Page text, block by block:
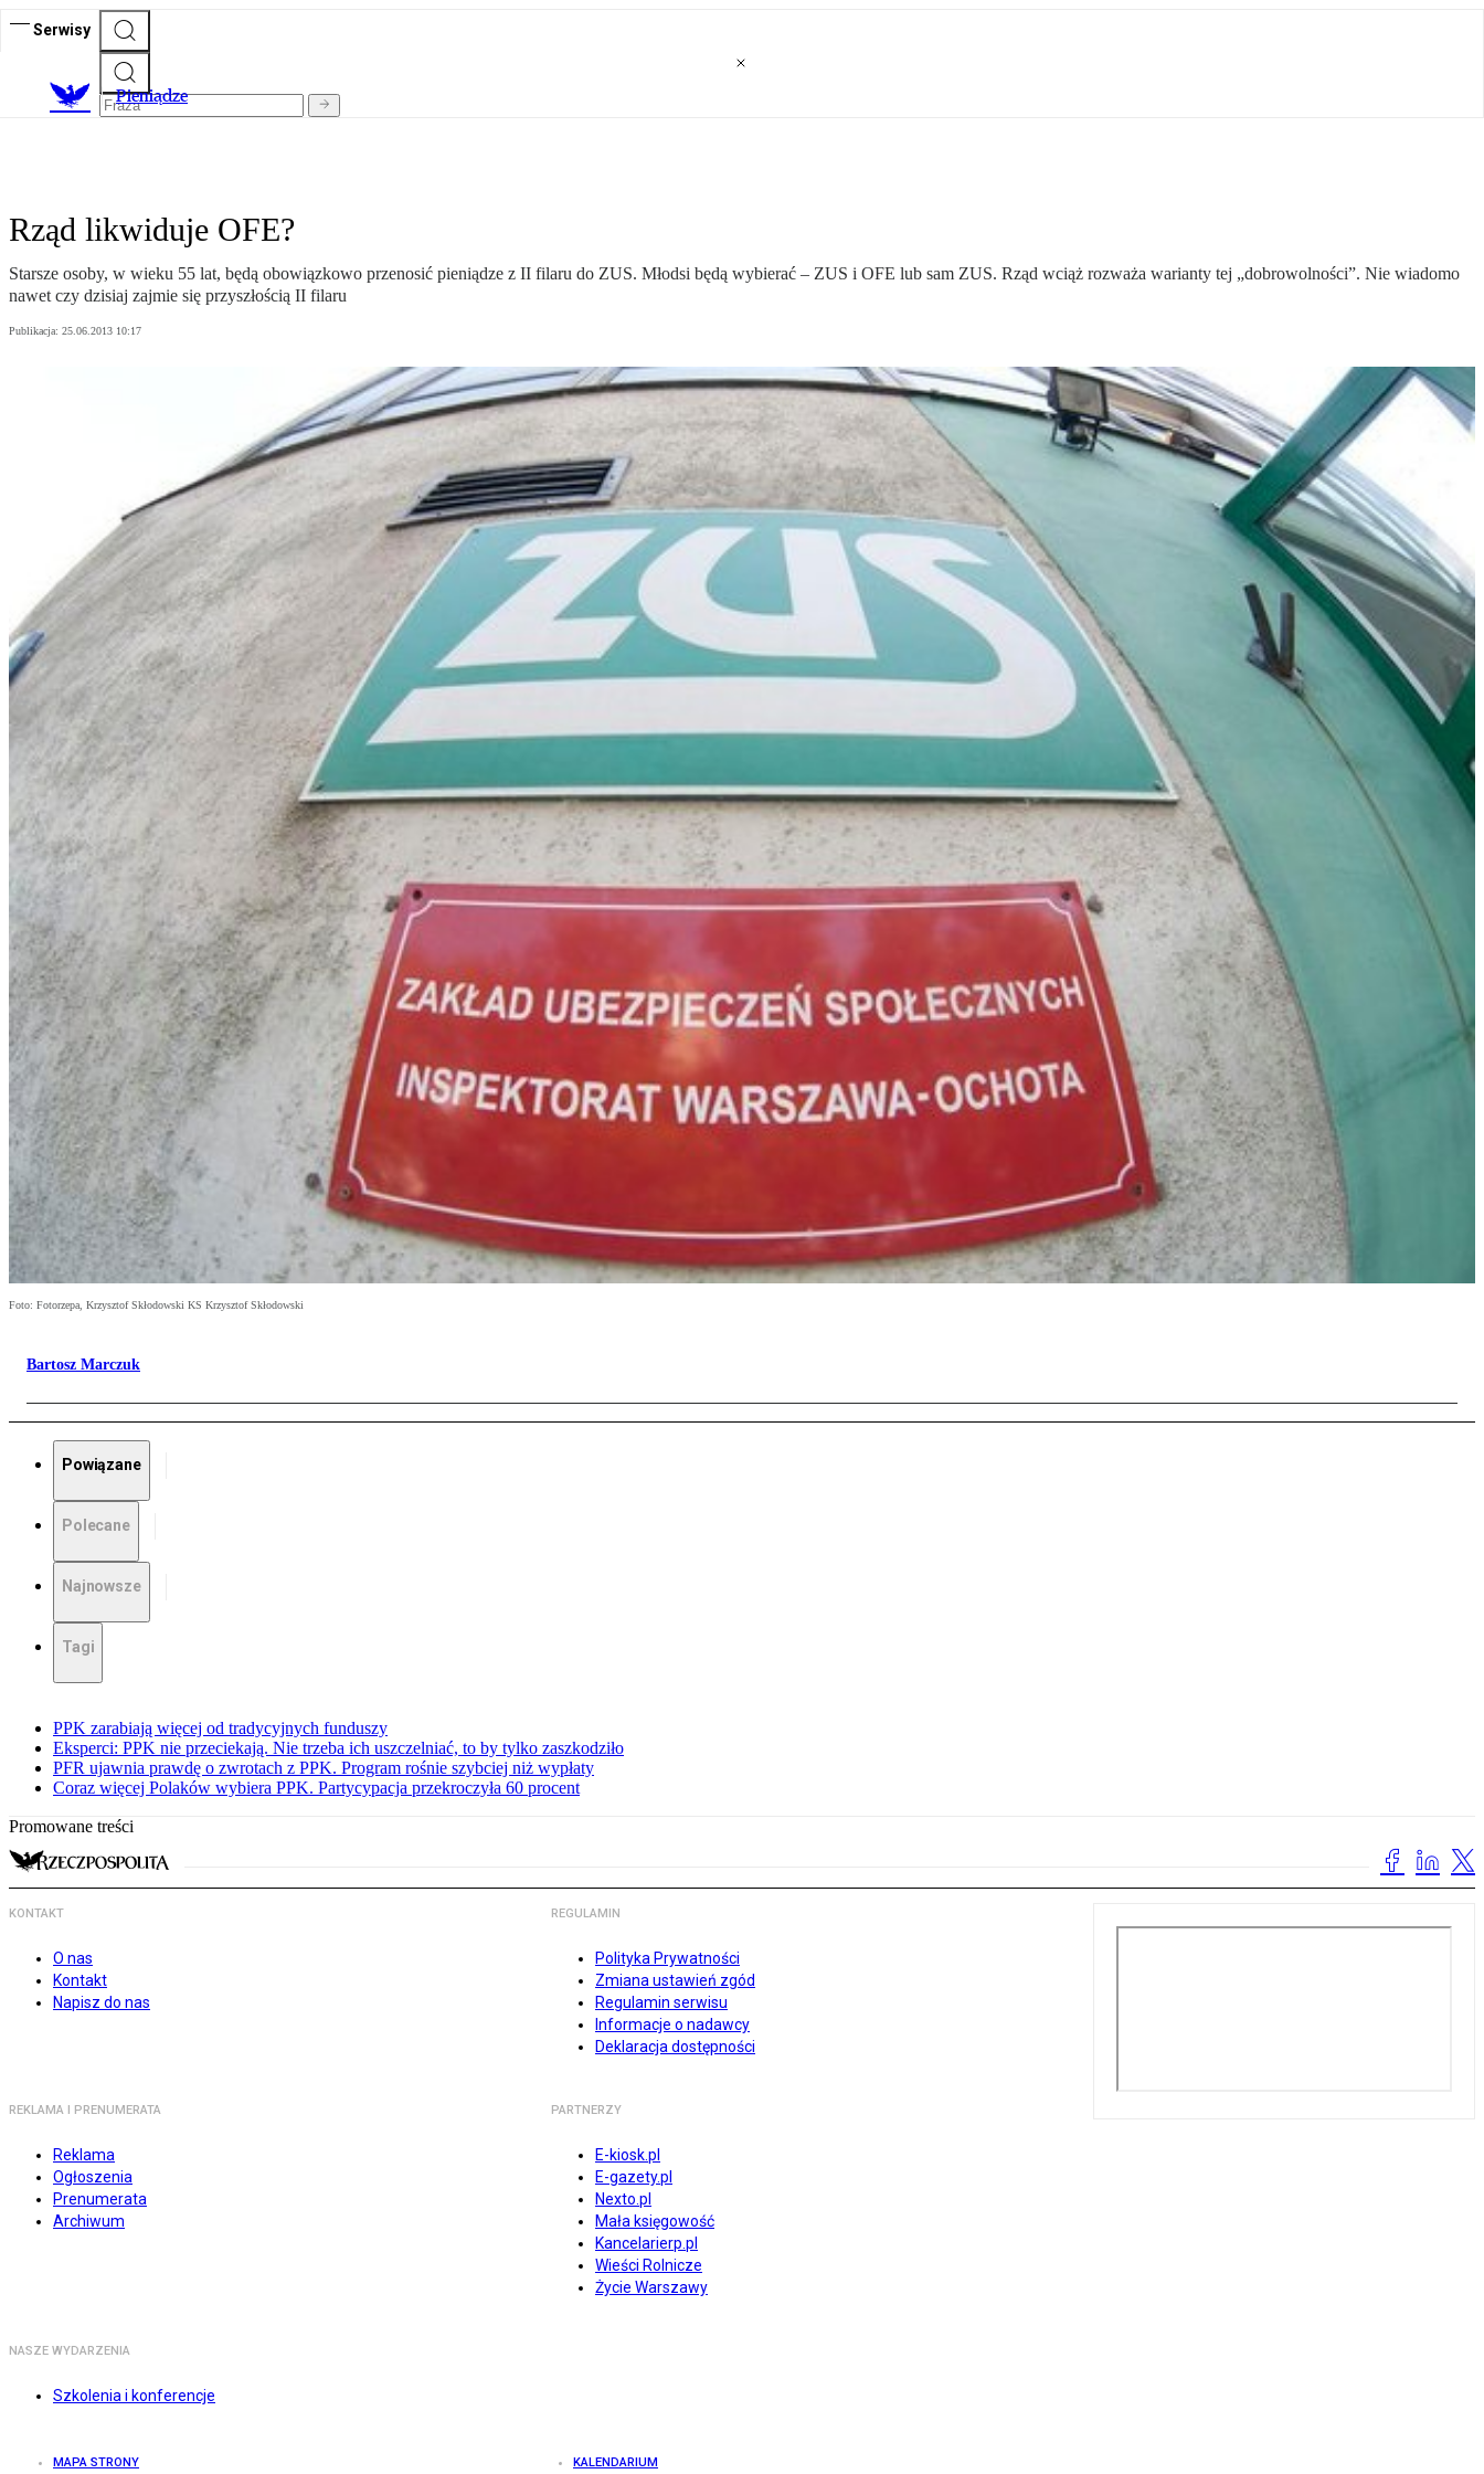
Serwisy
Pieniądze
Rząd likwiduje OFE?
Starsze osoby, w wieku 55 lat, będą obowiązkowo przenosić pieniądze z II filaru do ZUS. Młodsi będą wybierać – ZUS i OFE lub sam ZUS. Rząd wciąż rozważa warianty tej „dobrowolności”. Nie wiadomo
nawet czy dzisiaj zajmie się przyszłością II filaru
Publikacja: 25.06.2013 10:17
Foto: Fotorzepa, Krzysztof Skłodowski KS Krzysztof Skłodowski
Bartosz Marczuk
Powiązane
Polecane
Najnowsze
Tagi
PPK zarabiają więcej od tradycyjnych funduszy
Eksperci: PPK nie przeciekają. Nie trzeba ich uszczelniać, to by tylko zaszkodziło
PFR ujawnia prawdę o zwrotach z PPK. Program rośnie szybciej niż wypłaty
Coraz więcej Polaków wybiera PPK. Partycypacja przekroczyła 60 procent
Promowane treści
KONTAKT
O nas
Kontakt
Napisz do nas
REGULAMIN
Polityka Prywatności
Zmiana ustawień zgód
Regulamin serwisu
Informacje o nadawcy
Deklaracja dostępności
REKLAMA I PRENUMERATA
Reklama
Ogłoszenia
Prenumerata
Archiwum
PARTNERZY
E-kiosk.pl
E-gazety.pl
Nexto.pl
Mała księgowość
Kancelarierp.pl
Wieści Rolnicze
Życie Warszawy
NASZE WYDARZENIA
Szkolenia i konferencje
MAPA STRONY KALENDARIUM